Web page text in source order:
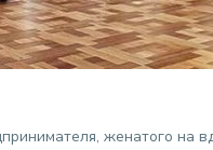
женатого на